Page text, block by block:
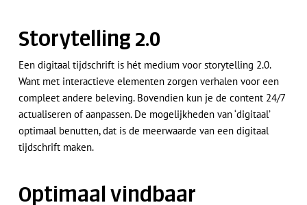
Storytelling 2.0
Een digitaal tijdschrift is hét medium voor storytelling 2.0.
Want met interactieve elementen zorgen verhalen voor een
compleet andere beleving. Bovendien kun je de content 24/7
actualiseren of aanpassen. De mogelijkheden van ‘digitaal’
optimaal benutten, dat is de meerwaarde van een digitaal
tijdschrift maken.
Optimaal vindbaar